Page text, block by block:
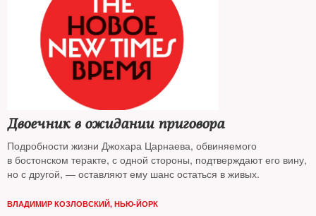
Двоечник в ожидании приговора
Подробности жизни Джохара Царнаева, обвиняемого
в бостонском теракте, с одной стороны, подтверждают его вину,
но с другой, — оставляют ему шанс остаться в живых.
ВЛАДИМИР КОЗЛОВСКИЙ, НЬЮ-ЙОРК